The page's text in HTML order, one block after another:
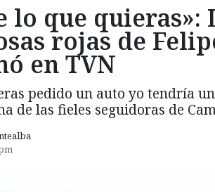
lo que
rojas de
en TVN
pedido un auto yo tendría
de las fieles seguidoras de